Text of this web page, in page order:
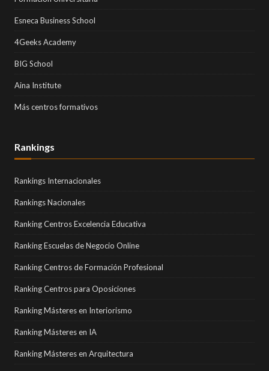
Esneca Business School
4Geeks Academy
BIG School
Aina Institute
Más centros formativos
Rankings
Rankings Internacionales
Rankings Nacionales
Ranking Centros Excelencia Educativa
Ranking Escuelas de Negocio Online
Ranking Centros de Formación Profesional
Ranking Centros para Oposiciones
Ranking Másteres en Interiorismo
Ranking Másteres en IA
Ranking Másteres en Arquitectura